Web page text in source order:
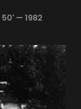
50' — 1982